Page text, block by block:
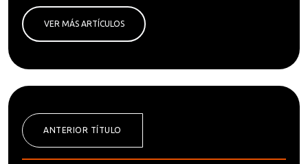
VER MÁS ARTÍCULOS
ANTERIOR TÍTULO